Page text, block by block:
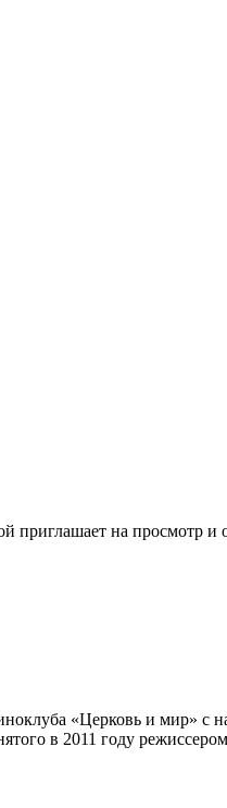
приглашает на просмотр и
«Церковь и мир» с
в 2011 году